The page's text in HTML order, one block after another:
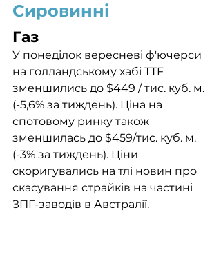
Сировинні
Газ
У понеділок вересневі ф'ючерси
на голландському хабі TTF
зменшились до $449 / тис. куб. м.
(-5,6% за тиждень). Ціна на
спотовому ринку також
зменшилась до $459/тис. куб. м.
(-3% за тиждень). Ціни
скоригувались на тлі новин про
скасування страйків на частині
ЗПГ-заводів в Австралії.